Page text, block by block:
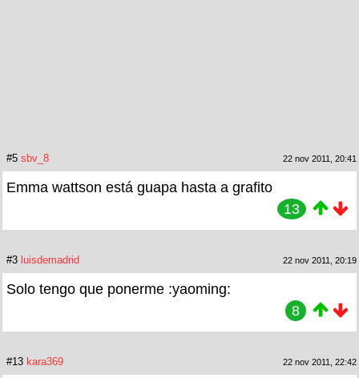
#5 sbv_8 22 nov 2011, 20:41
Emma wattson está guapa hasta a grafito
13
#3 luisdemadrid 22 nov 2011, 20:19
Solo tengo que ponerme :yaoming:
8
#13 kara369 22 nov 2011, 22:42